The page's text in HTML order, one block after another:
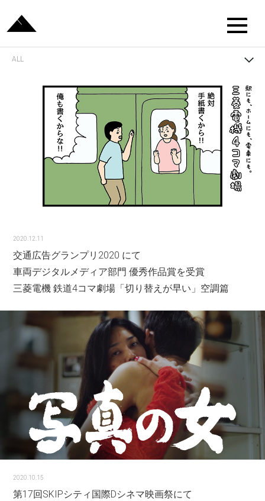
ALL
2020.12.11
交通広告グランプリ2020 にて
車両デジタルメディア部門 優秀作品賞を受賞
三菱電機 鉄道4コマ劇場「切り替えが早い」空調篇
2020.10.15
第17回SKIPシティ国際Dシネマ映画祭にて